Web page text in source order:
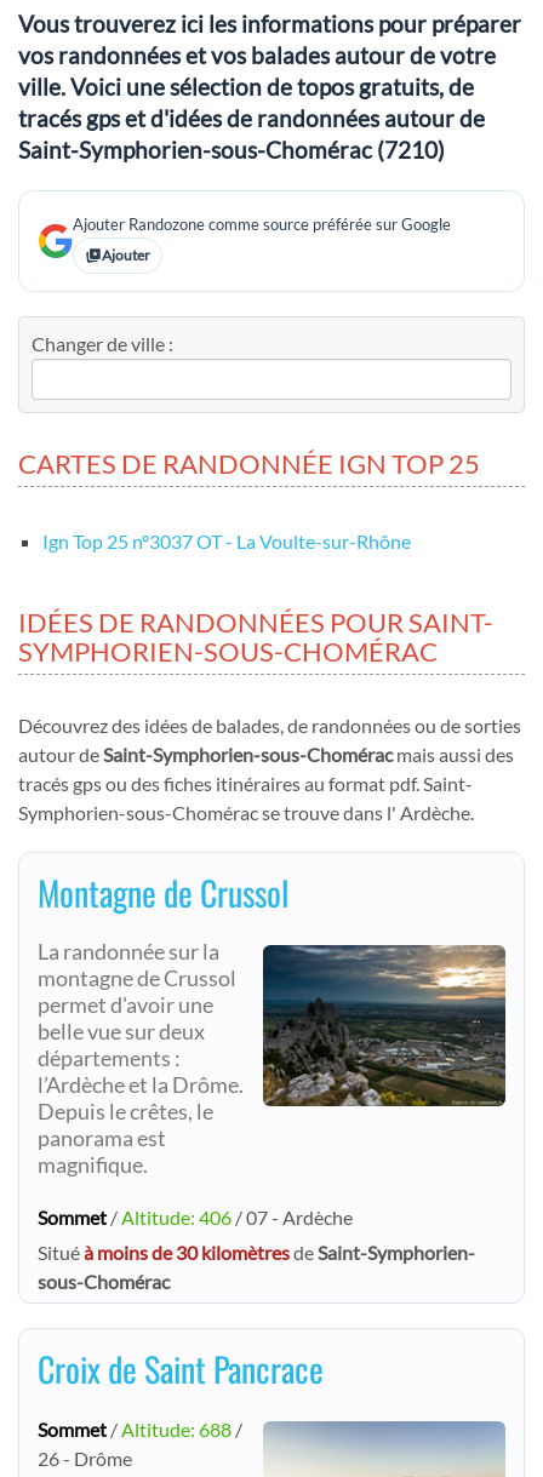
Vous trouverez ici les informations pour préparer
vos randonnées et vos balades autour de votre
ville. Voici une sélection de topos gratuits, de
tracés gps et d'idées de randonnées autour de
Saint-Symphorien-sous-Chomérac (7210)
Ajouter Randozone comme source préférée sur Google
Ajouter
Changer de ville :
CARTES DE RANDONNÉE IGN TOP 25
Ign Top 25 nº3037 OT - La Voulte-sur-Rhône
IDÉES DE RANDONNÉES POUR SAINT-
SYMPHORIEN-SOUS-CHOMÉRAC
Découvrez des idées de balades, de randonnées ou de sorties
autour deSaint-Symphorien-sous-Choméracmais aussi des
tracés gps ou des fiches itinéraires au format pdf. Saint-
Symphorien-sous-Chomérac se trouve dans l' Ardèche.
Montagne de Crussol
La randonnée sur la
montagne de Crussol
permet d'avoir une
belle vue sur deux
départements :
l’Ardèche et la Drôme.
Depuis le crêtes, le
panorama est
magnifique.
Sommet /Altitude: 406 / 07 - Ardèche
Situéà moins de 30 kilomètresdeSaint-Symphorien-
sous-Chomérac
Croix de Saint Pancrace
Sommet /Altitude: 688 /
26 - Drôme